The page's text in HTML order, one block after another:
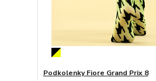
Podkolenky Fiore Grand Prix 8